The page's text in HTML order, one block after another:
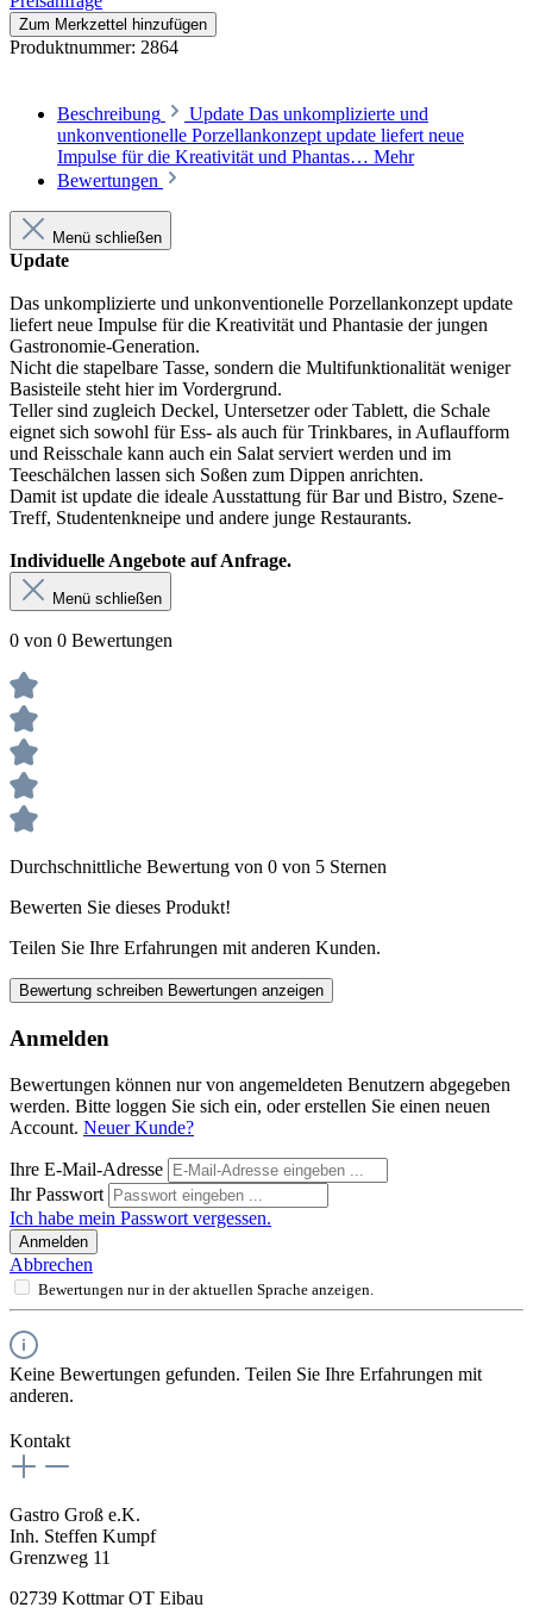
Zum Merkzettel hinzufügen
Produktnummer: 2864
Beschreibung
Update Das unkomplizierte und
unkonventionelle Porzellankonzept update liefert neue
Impulse für die Kreativität und Phantas… Mehr
Bewertungen
Menü schließen
Update
Das unkomplizierte und unkonventionelle Porzellankonzept update
liefert neue Impulse für die Kreativität und Phantasie der jungen
Gastronomie-Generation.
Nicht die stapelbare Tasse, sondern die Multifunktionalität weniger
Basisteile steht hier im Vordergrund.
Teller sind zugleich Deckel, Untersetzer oder Tablett, die Schale
eignet sich sowohl für Ess- als auch für Trinkbares, in Auflaufform
und Reisschale kann auch ein Salat serviert werden und im
Teeschälchen lassen sich Soßen zum Dippen anrichten.
Damit ist update die ideale Ausstattung für Bar und Bistro, Szene-
Treff, Studentenkneipe und andere junge Restaurants.
Individuelle Angebote auf Anfrage.
Menü schließen
0 von 0 Bewertungen
Durchschnittliche Bewertung von 0 von 5 Sternen
Bewerten Sie dieses Produkt!
Teilen Sie Ihre Erfahrungen mit anderen Kunden.
Bewertung schreiben Bewertungen anzeigen
Anmelden
Bewertungen können nur von angemeldeten Benutzern abgegeben
werden. Bitte loggen Sie sich ein, oder erstellen Sie einen neuen
Account. Neuer Kunde?
Ihre E-Mail-Adresse
Ihr Passwort
Ich habe mein Passwort vergessen.
Anmelden
Abbrechen
Bewertungen nur in der aktuellen Sprache anzeigen.
Keine Bewertungen gefunden. Teilen Sie Ihre Erfahrungen mit
anderen.
Kontakt
Gastro Groß e.K.
Inh. Steffen Kumpf
Grenzweg 11
02739 Kottmar OT Eibau